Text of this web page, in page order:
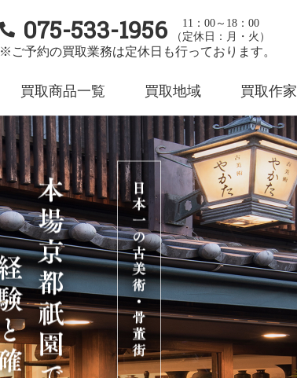
075-533-1956
11：00～18：00
（定休日：月・火）
※ご予約の買取業務は定休日も行っております。
買取商品一覧 買取地域 買取作家